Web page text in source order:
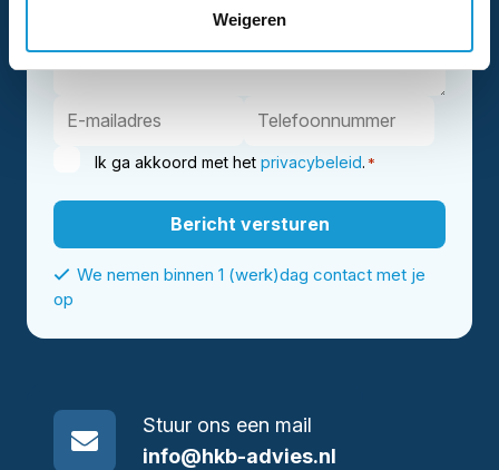
Weigeren
Ik ga akkoord met het privacybeleid.*
We nemen binnen 1 (werk)dag contact met je
op
Stuur ons een mail
info@hkb-advies.nl